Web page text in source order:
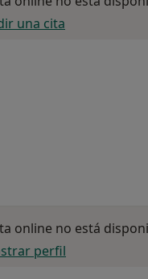
una cita
online no está
perfil